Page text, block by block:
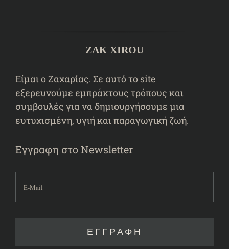
ZAK XIROU
Είμαι ο Ζαχαρίας. Σε αυτό το site
εξερευνούμε εμπράκτους τρόπους και
συμβουλές για να δημιουργήσουμε μια
ευτυχισμένη, υγιή και παραγωγική ζωή.
Εγγραφη στο Newsletter